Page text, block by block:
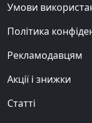
Умови
Політика
Рекламодавцям
Акції і знижки
Статті